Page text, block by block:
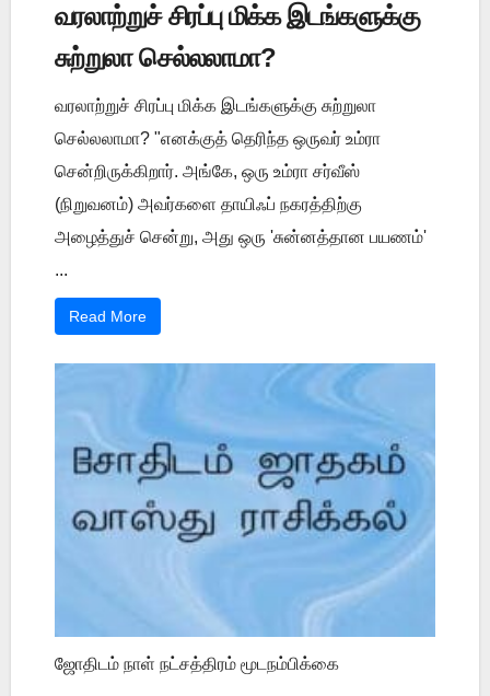
வரலாற்றுச் சிரப்பு மிக்க இடங்களுக்கு
சுற்றுலா செல்லலாமா?
வரலாற்றுச் சிரப்பு மிக்க இடங்களுக்கு சுற்றுலா
செல்லலாமா? "எனக்குத் தெரிந்த ஒருவர் உம்ரா
சென்றிருக்கிறார். அங்கே, ஒரு உம்ரா சர்வீஸ்
(நிறுவனம்) அவர்களை தாயிஃப் நகரத்திற்கு
அழைத்துச் சென்று, அது ஒரு 'சுன்னத்தான பயணம்'
...
Read More
ஜோதிடம் நாள் நட்சத்திரம் மூடநம்பிக்கை